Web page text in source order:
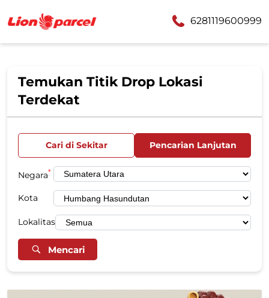
6281119600999
Temukan Titik Drop Lokasi
Terdekat
Cari di Sekitar Pencarian Lanjutan
Negara*
Kota
Lokalitas
Mencari